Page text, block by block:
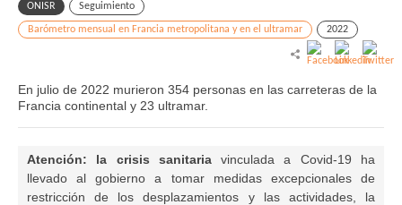
ONISR Seguimiento
Barómetro mensual en Francia metropolitana y en el ultramar 2022
En julio de 2022 murieron 354 personas en las carreteras de la
Francia continental y 23 ultramar.
Atención: la crisis sanitaria
vinculada a Covid-19 ha
llevado al gobierno a tomar medidas excepcionales de
restricción de los desplazamientos y las actividades, la